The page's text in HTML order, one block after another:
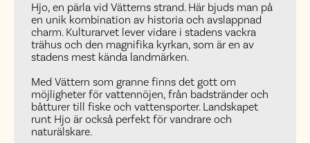
Hjo, en pärla vid Vätterns strand. Här bjuds man på
en unik kombination av historia och avslappnad
charm. Kulturarvet lever vidare i stadens vackra
trähus och den magnifika kyrkan, som är en av
stadens mest kända landmärken.
Med Vättern som granne finns det gott om
möjligheter för vattennöjen, från badstränder och
båtturer till fiske och vattensporter. Landskapet
runt Hjo är också perfekt för vandrare och
naturälskare.